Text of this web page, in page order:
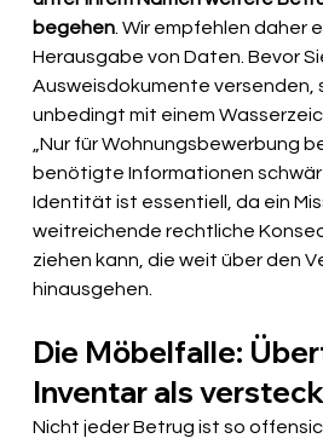
begehen . Wir empfehlen daher
Herausgabe von Daten. Bevor
Ausweisdokumente versenden,
unbedingt mit einem
„Nur für Wohnungsbewerbung
benötigte Informationen
Identität ist essentiell, da ein
weitreichende rechtliche
ziehen kann, die weit über den
hinausgehen.
Die Möbelfalle:
Inventar als
Nicht jeder Betrug ist so